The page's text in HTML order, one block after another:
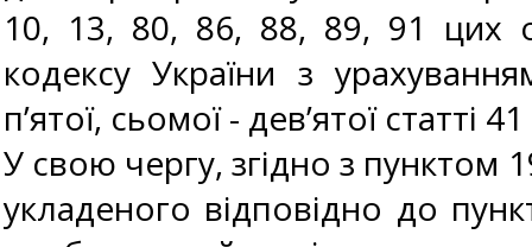
10, 13, 80, 86, 88, 89, 91 цих
кодексу України з
п’ятої, сьомої - дев’ятої
У свою чергу, згідно з пунктом
укладеного відповідно до